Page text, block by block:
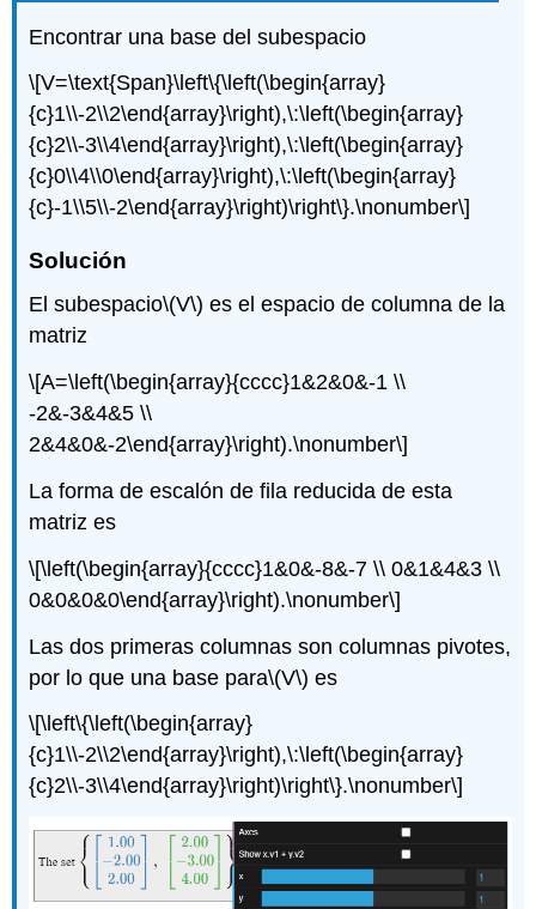
Encontrar una base del subespacio
\[V=\text{Span}\left\{\left(\begin{array}
{c}1\\-2\\2\end{array}\right),\:\left(\begin{array}
{c}2\\-3\\4\end{array}\right),\:\left(\begin{array}
{c}0\\4\\0\end{array}\right),\:\left(\begin{array}
{c}-1\\5\\-2\end{array}\right)\right\}.\nonumber\]
Solución
El subespacio\(V\) es el espacio de columna de la
matriz
\[A=\left(\begin{array}{cccc}1&2&0&-1 \\
-2&-3&4&5 \\
2&4&0&-2\end{array}\right).\nonumber\]
La forma de escalón de fila reducida de esta
matriz es
\[\left(\begin{array}{cccc}1&0&-8&-7 \\ 0&1&4&3 \\
0&0&0&0\end{array}\right).\nonumber\]
Las dos primeras columnas son columnas pivotes,
por lo que una base para\(V\) es
\[\left\{\left(\begin{array}
{c}1\\-2\\2\end{array}\right),\:\left(\begin{array}
{c}2\\-3\\4\end{array}\right)\right\}.\nonumber\]